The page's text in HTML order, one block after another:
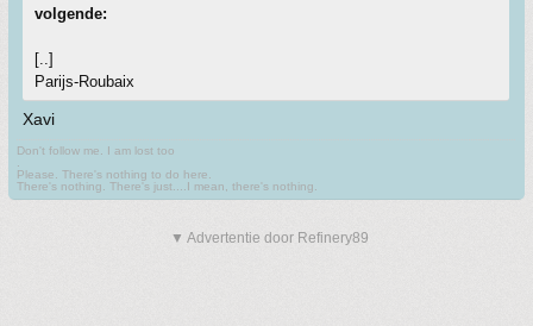
volgende:
[..]
Parijs-Roubaix
Xavi
Don't follow me. I am lost too
Please. There's nothing to do here.
There's nothing. There's just....I mean, there's nothing.
▼ Advertentie door Refinery89